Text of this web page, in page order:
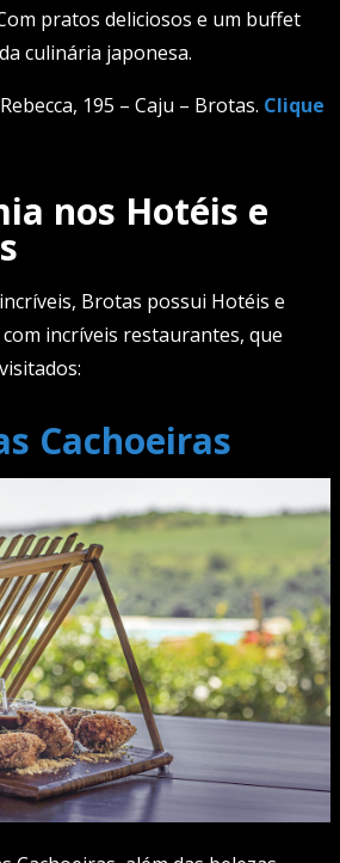
pratos deliciosos e um buffet
culinária japonesa.
195 – Caju – Brotas. Clique
nos Hotéis e
Brotas possui Hotéis e
incríveis restaurantes, que
Cachoeiras